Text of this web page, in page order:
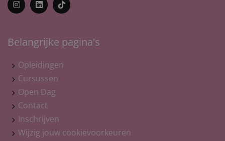
Belangrijke pagina's
Opleidingen
Cursussen
Open Dag
Contact
Inschrijven
Wijzig jouw cookievoorkeuren